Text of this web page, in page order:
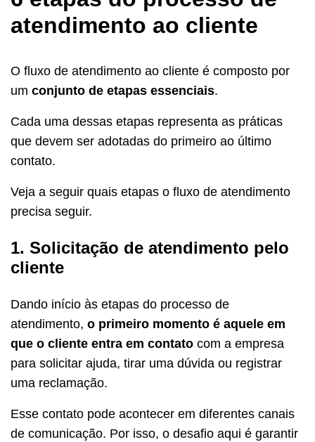
atendimento ao cliente
O fluxo de atendimento ao cliente é composto por
um conjunto de etapas essenciais.
Cada uma dessas etapas representa as práticas
que devem ser adotadas do primeiro ao último
contato.
Veja a seguir quais etapas o fluxo de atendimento
precisa seguir.
1. Solicitação de atendimento pelo
cliente
Dando início às etapas do processo de
atendimento, o primeiro momento é aquele em
que o cliente entra em contato com a empresa
para solicitar ajuda, tirar uma dúvida ou registrar
uma reclamação.
Esse contato pode acontecer em diferentes canais
de comunicação. Por isso, o desafio aqui é garantir